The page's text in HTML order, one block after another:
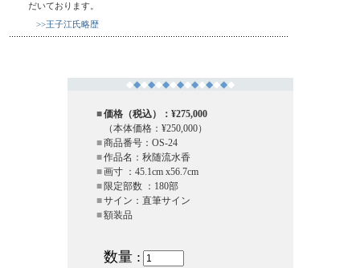
だいております。
>>王子江氏略歴
◆◆◆◆◆◆◆◆◆◆◆◆◆◆◆
■価格（税込）：¥275,000
（本体価格：¥250,000）
■商品番号：OS-24
■作品名：秋随流水香
■画寸 ：45.1cm x56.7cm
■ 限定部数 ：180部
■サイン：直筆サイン
■額装品
数量 :